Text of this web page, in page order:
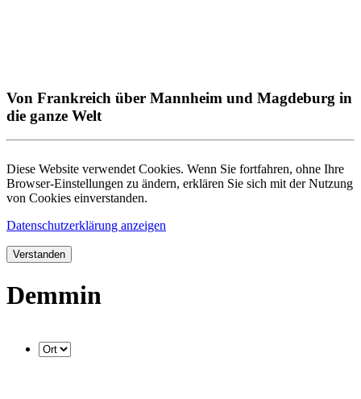
Von Frankreich über Mannheim und Magdeburg in
die ganze Welt
Diese Website verwendet Cookies. Wenn Sie fortfahren, ohne Ihre
Browser-Einstellungen zu ändern, erklären Sie sich mit der Nutzung
von Cookies einverstanden.
Datenschutzerklärung anzeigen
Verstanden
Demmin